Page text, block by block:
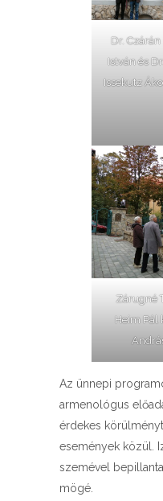
Dr. Czárán
István és Dr.
Issekutz
Zárugné
Heim Pál
Az ünnepi
armenológus
érdekes
események közül.
szemével
mögé.